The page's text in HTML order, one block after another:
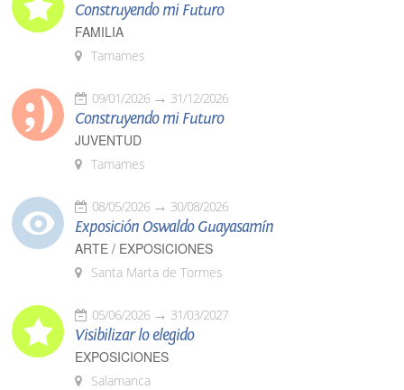
Construyendo mi Futuro
FAMILIA
Tamames
09/01/2026 31/12/2026
Construyendo mi Futuro
JUVENTUD
Tamames
08/05/2026 30/08/2026
Exposición Oswaldo Guayasamín
ARTE / EXPOSICIONES
Santa Marta de Tormes
05/06/2026 31/03/2027
Visibilizar lo elegido
EXPOSICIONES
Salamanca